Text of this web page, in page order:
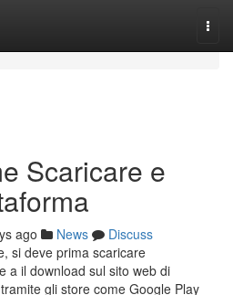
Scaricare e
ago News
Discuss
si deve prima scaricare
a il download sul sito web di
gli store come Google Play